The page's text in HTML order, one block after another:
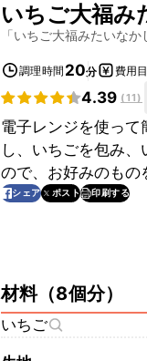
いちご大福み
「いちご大福みたいなか
調理時間 20分 費用
4.39 (11)
電子レンジを使っ
し、いちごを包み
ので、お好みのもの
シェア ポスト 印刷する
材料（8個分）
いちご